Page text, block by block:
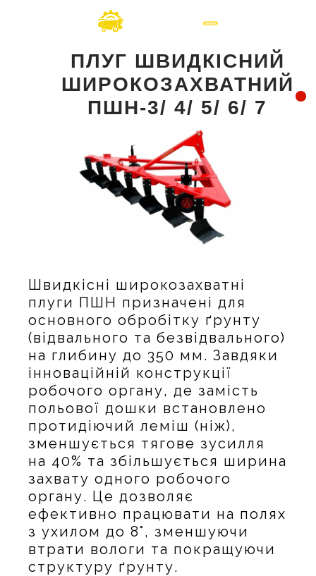
ПЛУГ ШВИДКІСНИЙ
ШИРОКОЗАХВАТНИЙ
ПШН-3/ 4/ 5/ 6/ 7
Швидкісні широкозахватні
плуги ПШН призначені для
основного обробітку ґрунту
(відвального та безвідвального)
на глибину до 350 мм. Завдяки
інноваційній конструкції
робочого органу, де замість
польової дошки встановлено
протидіючий леміш (ніж),
зменшується тягове зусилля
на 40% та збільшується ширина
захвату одного робочого
органу. Це дозволяє
ефективно працювати на полях
з ухилом до 8°, зменшуючи
втрати вологи та покращуючи
структуру ґрунту.